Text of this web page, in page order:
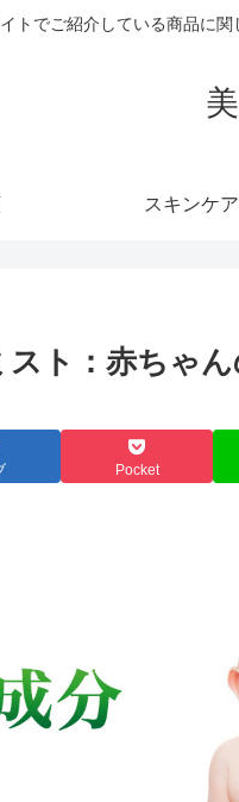
トでご紹介している商品に
スキンケア
ト：赤ちゃ
Pocket